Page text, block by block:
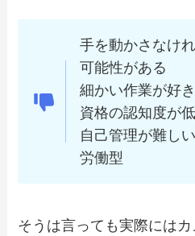
手を動かさなけ
可能性がある
細かい作業が好
資格の認知度が
自己管理が難しい
労働型
そうは言っても実際には